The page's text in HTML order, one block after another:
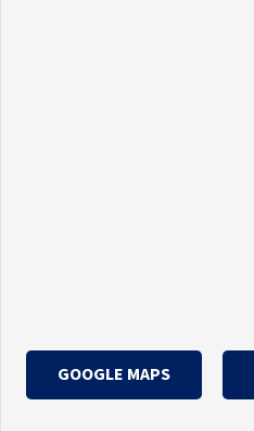
GOOGLE MAPS